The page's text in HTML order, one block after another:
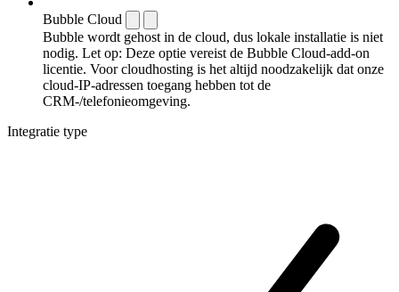
Bubble Cloud
Bubble wordt gehost in de cloud, dus lokale installatie is niet
nodig. Let op: Deze optie vereist de Bubble Cloud-add-on
licentie. Voor cloudhosting is het altijd noodzakelijk dat onze
cloud-IP-adressen toegang hebben tot de
CRM-/telefonieomgeving.
Integratie type